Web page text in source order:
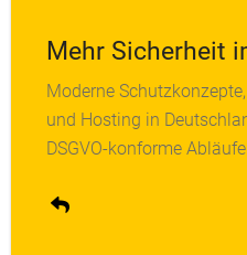
Mehr Sicherheit
Moderne
und Hosting in
DSGVO-konforme
Firewall-
Datensicherung
Systeme